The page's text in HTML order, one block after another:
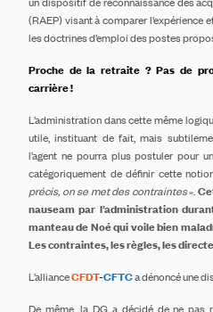
(RAEP) visant àcomparerl’expérience
les doctrines d’emploi des postes
Proche de la retraite ? Pas de
carrière !
L’administration dans cette même
utile, instituant de fait, mais
l’agent ne pourra plus postuler pour
catégoriquement de définir cette
précis, on se met des contraintes».
nauseam par l’administration
manteau de Noé qui voile bien
Les contraintes,les règles,les
L’allianceCFDT-CFTCa dénoncé une
De même, la DG a décidé de ne pas